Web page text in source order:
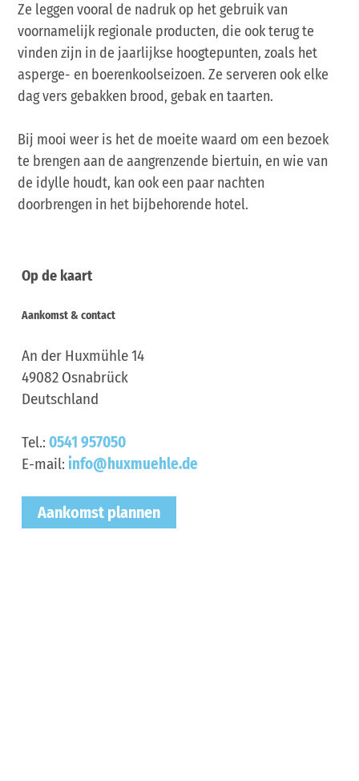
Ze leggen vooral de nadruk op het gebruik van
voornamelijk regionale producten, die ook terug te
vinden zijn in de jaarlijkse hoogtepunten, zoals het
asperge- en boerenkoolseizoen. Ze serveren ook elke
dag vers gebakken brood, gebak en taarten.
Bij mooi weer is het de moeite waard om een bezoek
te brengen aan de aangrenzende biertuin, en wie van
de idylle houdt, kan ook een paar nachten
doorbrengen in het bijbehorende hotel.
Op de kaart
Aankomst & contact
An der Huxmühle 14
49082 Osnabrück
Deutschland
Tel.: 0541 957050
E-mail: info@huxmuehle.de
Aankomst plannen